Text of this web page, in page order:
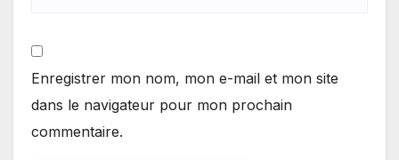
Enregistrer mon nom, mon e-mail et mon site
dans le navigateur pour mon prochain
commentaire.